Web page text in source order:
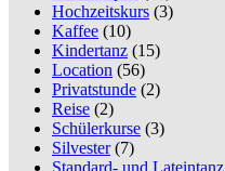
Hochzeitskurs (3)
Kaffee (10)
Kindertanz (15)
Location (56)
Privatstunde (2)
Reise (2)
Schülerkurse (3)
Silvester(7)
Standard- und Lateintanz